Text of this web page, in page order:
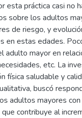
esta práctica casi no
sobre los adultos
de riesgo, y
en estas edades.
mayor en
etc. La
física saludable y
buscó
adultos mayores con
contribuye al